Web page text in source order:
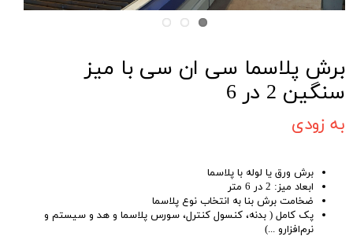
برش پلاسما سی ان سی با میز
سنگین 2 در 6
به زودی
برش ورق یا لوله با پلاسما
ابعاد میز: 2 در 6 متر
ضخامت برش بنا به انتخاب نوع پلاسما
پک کامل ( بدنه، کنسول کنترل، سورس پلاسما و هد و سیستم و
نرم‌افزارو ...)